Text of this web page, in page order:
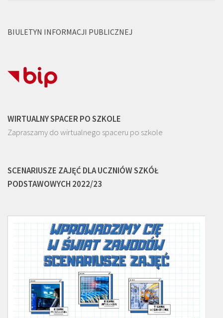
BIULETYN INFORMACJI PUBLICZNEJ
WIRTUALNY SPACER PO SZKOLE
Zapraszamy do wirtualnego spaceru po szkole
SCENARIUSZE ZAJĘĆ DLA UCZNIÓW SZKÓŁ
PODSTAWOWYCH 2022/23